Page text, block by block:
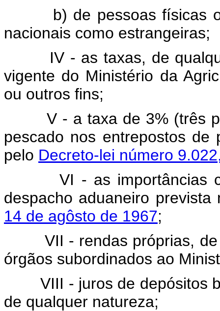
b) de pessoas físicas
nacionais como estrangeiras;
IV - as taxas, de
vigente do Ministério da
ou outros fins;
V - a taxa de 3% (três
pescado nos entrepostos
pelo Decreto-lei número
VI - as importâncias
despacho aduaneiro
14 de agôsto de 1967;
VII - rendas próprias,
órgãos subordinados ao
VIII - juros de depósitos
de qualquer natureza;